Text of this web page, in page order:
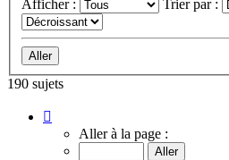
Afficher : Trier par :
190 sujets
sur
Aller à la page :